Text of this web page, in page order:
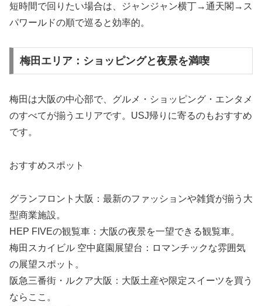
短時間で回りたい場合は、ジャンジャン横丁→通天閣→ス
パワールドの順で巡ると効率的。
梅田エリア：ショッピングと夜景を満喫
梅田は大阪の中心部で、グルメ・ショッピング・エンタメ
のすべてが揃うエリアです。USJ帰りに寄るのもおすすめ
です。
おすすめスポット
グランフロント大阪：最新のファッションや雑貨が揃う大
型商業施設。
HEP FIVEの観覧車：大阪の夜景を一望できる観覧車。
梅田スカイビル 空中庭園展望台：ロマンチックな雰囲気
の展望スポット。
阪急三番街・ルクア大阪：大阪土産や限定スイーツを買う
ならここ。